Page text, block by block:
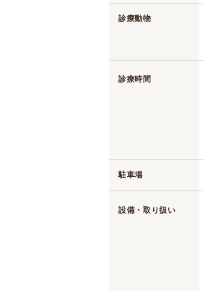
診療動物
診療時間
駐車場
設備・取り扱い